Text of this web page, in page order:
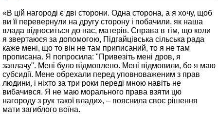
«В цій нагороді є дві сторони. Одна сторона, а я хочу, щоб
ви її перевернули на другу сторону і побачили, як наша
влада відноситься до нас, матерів. Справа в тім, що коли
я звертаюся за допомогою, Підгайцівська сільська рада
каже мені, що то він не там приписаний, то я не там
прописана. Я попросила: "Привезіть мені дров, я
заплачу". Мені було відмовлено. Мені відмовили, бо я маю
субсидії. Мене обрехали перед уповноваженим з прав
людини, і ніхто за три роки переді мною навіть не
вибачився. Я не маю морального права взяти цю
нагороду з рук такої влади», – пояснила своє рішення
мати загиблого воїна.